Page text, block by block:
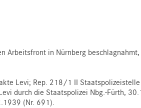
Arbeitsfront in Nürnberg
Levi; Rep. 218/1 II
durch die Staatspolizei Nbg.-Fürth,
(Nr. 691).